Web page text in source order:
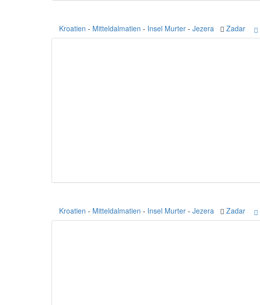
Kroatien - Mitteldalmatien - Insel Murter - Jezera Zadar
Kroatien - Mitteldalmatien - Insel Murter - Jezera Zadar